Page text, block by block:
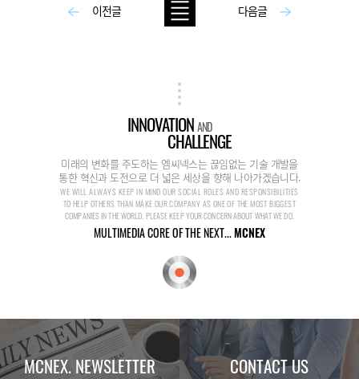
이전글 다음글
INNOVATIONAND
CHALLENGE
미래의 변화를 주도하는 엠씨넥스는 끊임없는 기술 개발을
통한 혁신과 도전으로 더 넓은 세상을 향해 나아가겠습니다.
WE WILL ALWAYS KEEP IN MIND OUR SOCIAL ROLES AND RESPONSIBILITIES
TO HELP OTHERS THAN MAKE OUR COMPANY AS ONE OF THE MOST BIGGEST
COMPANIES IN THE WORLD. PLEASE KEEP YOUR CONCERN ABOUT WHAT WE DO.
MULTIMEDIA CORE OF THE NEXT...MCNEX
MCNEX. NEWSLETTER CONTACT US